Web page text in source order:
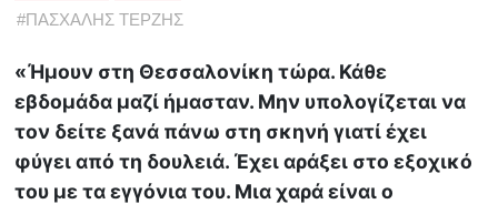
#ΠΑΣΧΑΛΗΣ ΤΕΡΖΗΣ
«Ήμουν στη Θεσσαλονίκη τώρα. Κάθε
εβδομάδα μαζί ήμασταν. Μην υπολογίζεται να
τον δείτε ξανά πάνω στη σκηνή γιατί έχει
φύγει από τη δουλειά. Έχει αράξει στο εξοχικό
του με τα εγγόνια του. Μια χαρά είναι ο